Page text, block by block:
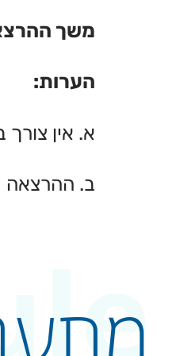
משך
הערות:
א. אין
ב. ההרצאה